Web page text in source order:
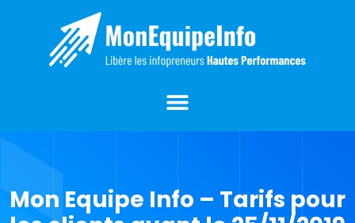
Mon Equipe Info – Tarifs pour